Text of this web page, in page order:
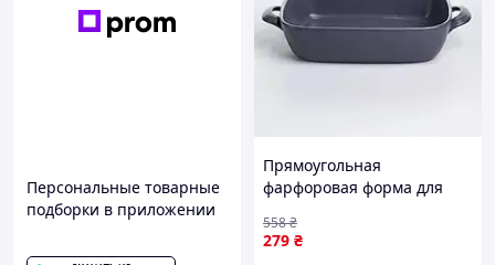
Персональные товарные
подборки в приложении
Прямоугольная
фарфоровая форма для
23х17х5 см серого цвета
KS-644
279 ₴
558₴